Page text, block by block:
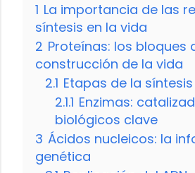
1 La importancia de las
síntesis en la vida
2 Proteínas: los bloques
construcción de la vida
2.1 Etapas de la
2.1.1 Enzimas:
biológicos clave
3 Ácidos nucleicos: la
genética